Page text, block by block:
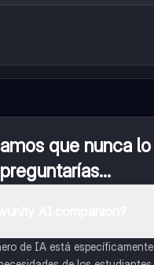
que nunca lo
preguntarías...
de IA está específicamente